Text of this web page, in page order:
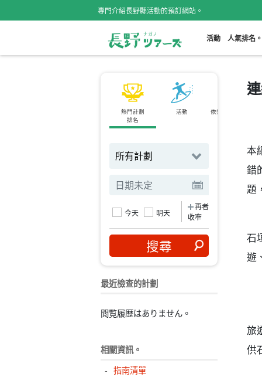
專門介紹長野縣活動的預訂網站。
活動 人氣排名。
熱門計劃
排名
活動 依熱門景點搜尋
今天 明天
再者
收窄
最近檢查的計劃
閲覧履歴はありません。
相關資訊。
指南清單
本
錯
題
石
遊
旅
供